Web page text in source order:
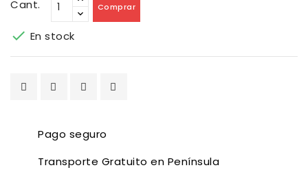
Cant. Comprar
 En stock
Pago seguro
Transporte Gratuito en Península